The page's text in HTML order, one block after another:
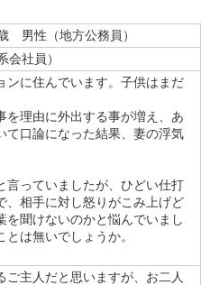
男性（地方公務員）
会社員）
ンに住んでいます。子供はまだ
を理由に外出する事が増え、あ
て口論になった結果、妻の浮気
言っていましたが、ひどい仕打
、相手に対し怒りがこみ上げど
を聞けないのかと悩んでいまし
とは無いでしょうか。
ご主人だと思いますが、お二人